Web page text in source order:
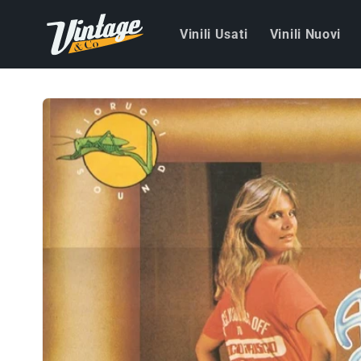
direttamente
ai contenuti
Vinili Usati Vinili Nuovi
Passa alle
informazioni
sul prodotto